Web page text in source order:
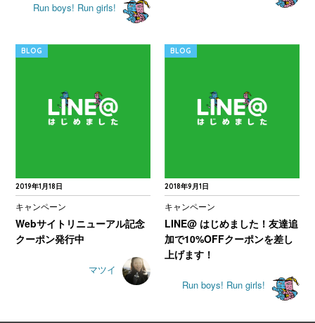
Run boys! Run girls!
2019年1月18日
BLOG
キャンペーン
Webサイトリニューアル記念
クーポン発行中
マツイ
2018年9月1日
BLOG
キャンペーン
LINE@ はじめました！友達追
加で10%OFFクーポンを差し
上げます！
Run boys! Run girls!